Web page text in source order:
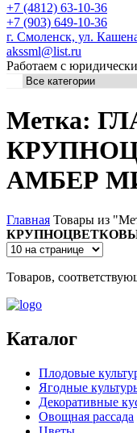
+7 (4812) 63-10-36
+7 (903) 649-10-36
г. Смоленск, ул.
akssml@list.ru
Работаем с
Метка:
АМБЕР
Главная Товары из
Товаров,
Каталог
Плодовые
Ягодные
Декоративные
Овощная рассада